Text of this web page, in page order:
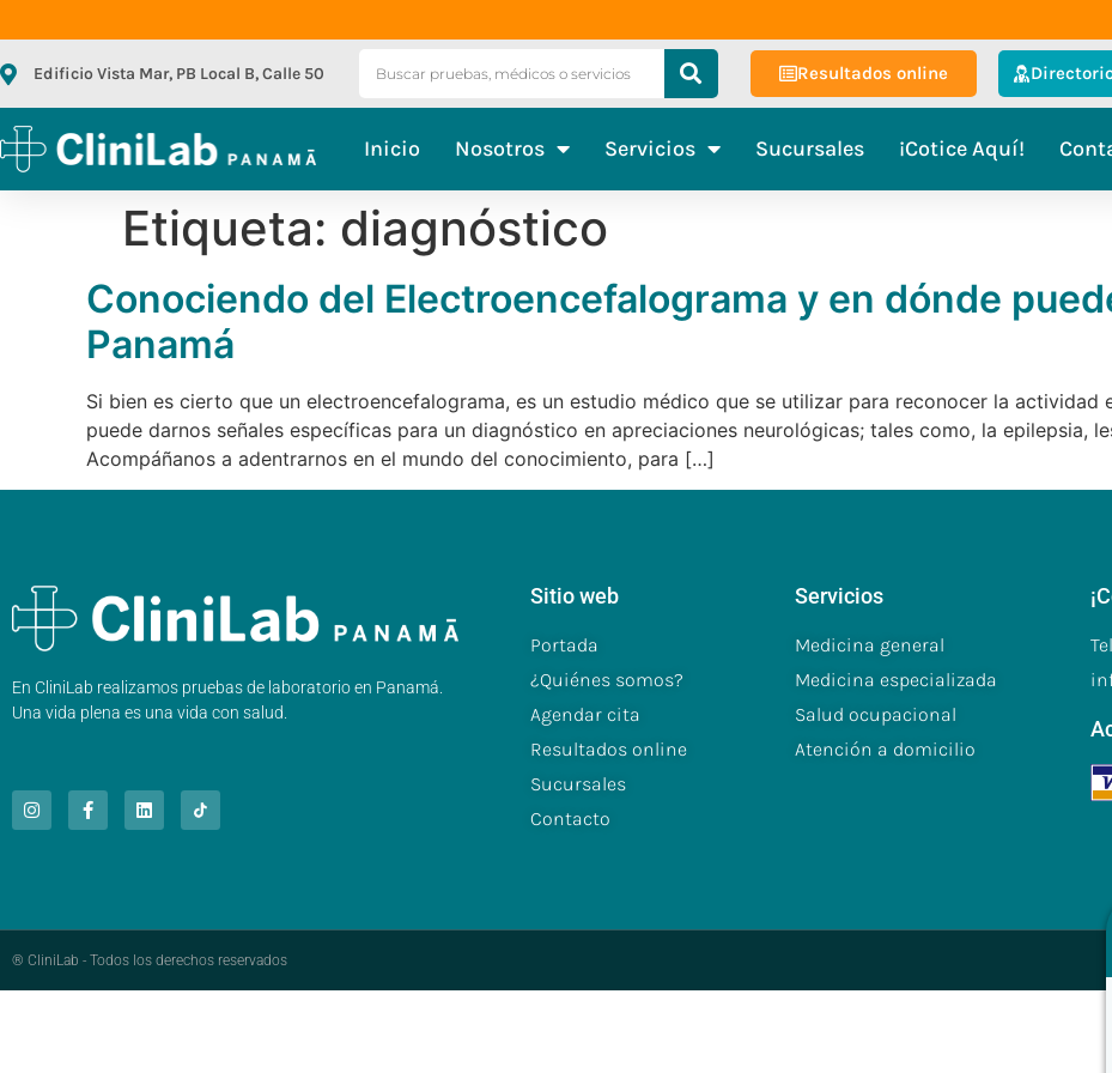
Edificio Vista Mar, PB Local B, Calle 50 Resultados online
Inicio Nosotros Servicios Sucursales ¡Cotice Aquí!
Etiqueta: diagnóstico
Conociendo del Electroencefalograma y en dónde
Panamá
Si bien es cierto que un electroencefalograma, es un estudio médico que se utilizar para reconocer la actividad
puede darnos señales específicas para un diagnóstico en apreciaciones neurológicas; tales como, la epilepsia,
Acompáñanos a adentrarnos en el mundo del conocimiento, para […]
En CliniLab realizamos pruebas de laboratorio en Panamá.
Una vida plena es una vida con salud.
Sitio web
Portada
¿Quiénes somos?
Agendar cita
Resultados online
Sucursales
Contacto
Servicios
Medicina general
Medicina especializada
Salud ocupacional
Atención a domicilio
® CliniLab - Todos los derechos reservados